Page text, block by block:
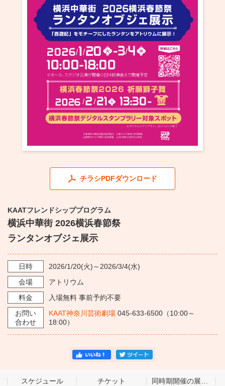
・ イベントカレンダー
・ 館内サービス・アクセシビリティ
・ フロアマップ
・ レストラン/カフェ
・ よくある質問
施設を借りる
KAATについて
・ ミッション
・ 芸術監督
・ 施設概要
・ フロアマップ
KAAT 神奈川芸術劇場
チラシPDFダウンロード
KAATフレンドシッププログラム
横浜中華街 2026横浜春節祭
ランタンオブジェ展示
日時 2026/1/20(火)～ 2026/3/4(水)
会場
アトリウム
料金
入場無料 事前予約不要
お問い
合わせ
KAAT神奈川芸術劇場 045-633-6500（10:00～
18:00）
スケジュール チケット 同時期開催の展示・公演